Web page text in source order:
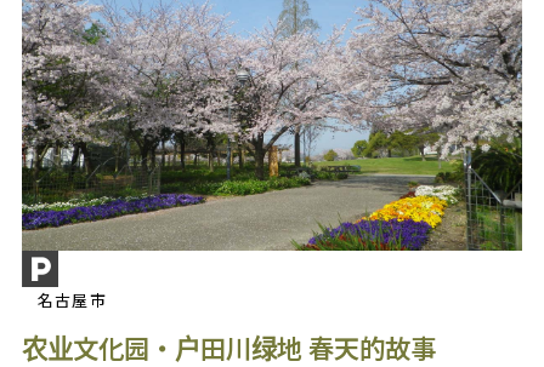
名古屋市
农业文化园・户田川绿地 春天的故事